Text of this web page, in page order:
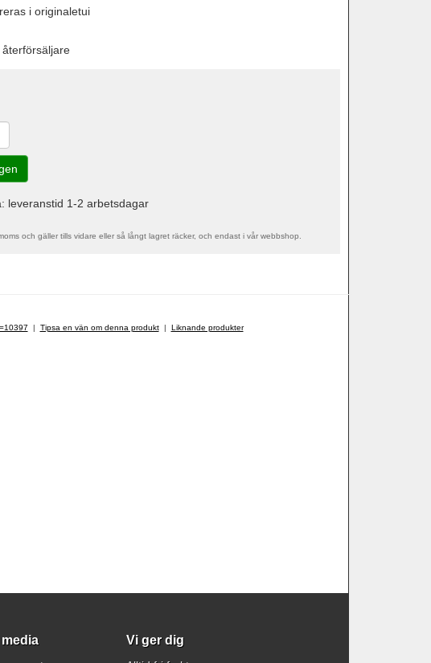
i originaletui
leveranstid 1-2 arbetsdagar
och gäller tills vidare eller så långt lagret räcker, och endast i vår webbshop.
| Tipsa en vän om denna produkt | Liknande produkter
Vi ger dig